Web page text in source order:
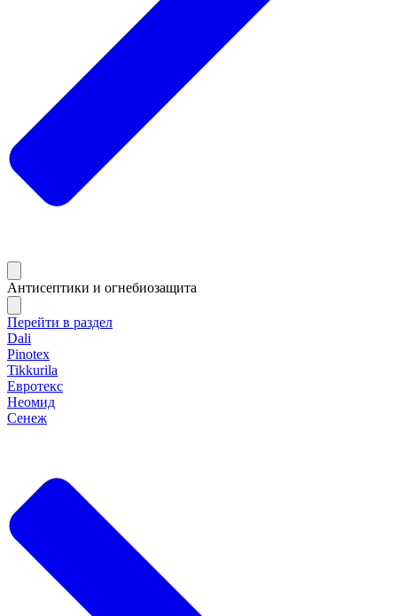
Антисептики и огнебиозащита
Перейти в раздел
Dali
Pinotex
Tikkurila
Евротекс
Неомид
Сенеж